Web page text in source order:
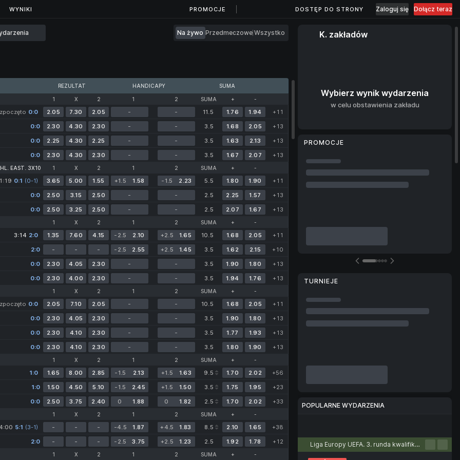
WYNIKI
WYNIKI PROMOCJE DOSTĘP DO STRONY Zaloguj się Dołącz teraz
Na żywo Przedmeczowe Wszystko
REZULTAT HANDICAPY SUMA
1 X 2 1 2 SUMA + -
0:0 2.05 7.30 2.05 - - 11.5 1.76 1.94
+11
0:0 2.30 4.30 2.30 - - 3.5 1.68 2.05
+13
0:0 2.25 4.30 2.25 - - 3.5 1.63 2.13
+13
0:0 2.30 4.30 2.30 - - 3.5 1.67 2.07 +13
EAST. 3X10 1 X 2 1 2 SUMA + -
0:1 (0-1) 3.65 5.00 1.55 +1.5 1.58 -1.5 2.23 5.5 1.80 1.90
+11
0:0 2.50 3.15 2.50 - - 2.5 2.25 1.57
+13
0:0 2.50 3.25 2.50 - - 2.5 2.07 1.67 +13
1 X 2 1 2 SUMA + -
3:14 2:0 1.35 7.60 4.15 -2.5 2.10 +2.5 1.65 10.5 1.68 2.05
+11
2:0 - - - -2.5 2.55 +2.5 1.45 3.5 1.62 2.15
+10
0:0 2.30 4.05 2.30 - - 3.5 1.90 1.80
+13
0:0 2.30 4.00 2.30 - - 3.5 1.94 1.76 +13
1 X 2 1 2 SUMA + -
0:0 2.05 7.10 2.05 - - 10.5 1.68 2.05
+11
0:0 2.30 4.05 2.30 - - 3.5 1.90 1.80
+13
0:0 2.30 4.10 2.30 - - 3.5 1.77 1.93
+13
0:0 2.30 4.10 2.30 - - 3.5 1.80 1.90 +13
1 X 2 1 2 SUMA + -
1:0 1.65 8.00 2.85 -1.5 2.13 +1.5 1.63 9.5 1.70 2.02
+56
1:0 1.50 4.50 5.10 -1.5 2.45 +1.5 1.50 3.5 1.75 1.95
+23
0:0 2.50 3.75 2.40 0 1.88 0 1.82 2.5 1.70 2.02 +33
1 X 2 1 2 SUMA + -
5:1 (3-1)
(3-1) - - - -4.5 1.87 +4.5 1.83 8.5 2.10 1.65
+38
2:0 - - - -2.5 3.75 +2.5 1.23 2.5 1.92 1.78 +12
1 X 2 1 2 SUMA + -
K. zakładów
Wybierz wynik wydarzenia
w celu obstawienia zakładu
PROMOCJE
TURNIEJE
POPULARNE WYDARZENIA
Liga Europy UEFA. 3. runda kwalifikacyjna. Pierwsze mecze